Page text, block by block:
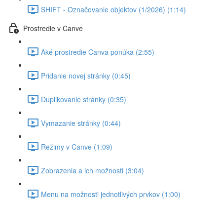
SHIFT - Označovanie objektov (1/2026) (1:14)
Prostredie v Canve
Aké prostredie Canva ponúka (2:55)
Pridanie novej stránky (0:45)
Duplikovanie stránky (0:35)
Vymazanie stránky (0:44)
Režimy v Canve (1:09)
Zobrazenia a ich možnosti (3:04)
Menu na možnosti jednotlivých prvkov (1:00)